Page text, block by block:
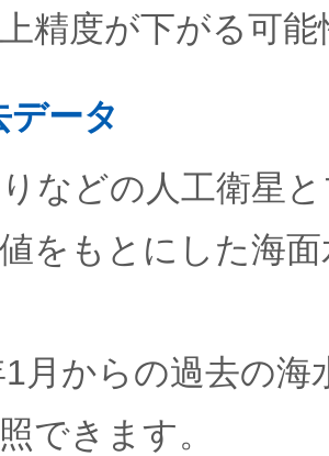
精度が下がる可
データ
などの人工衛星
をもとにした海
月からの過去の海
できます。